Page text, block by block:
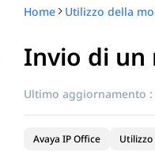
per titolo
Home
Invio di un
Ultimo aggiornamento :
Avaya IP Office Utilizzo